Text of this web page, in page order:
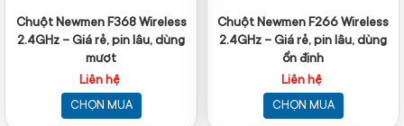
Chuột Newmen F368 Wireless
2.4GHz – Giá rẻ, pin lâu, dùng
mượt
Liên hệ
CHỌN MUA
Chuột Newmen F266 Wireless
2.4GHz – Giá rẻ, pin lâu, dùng
ổn định
Liên hệ
CHỌN MUA